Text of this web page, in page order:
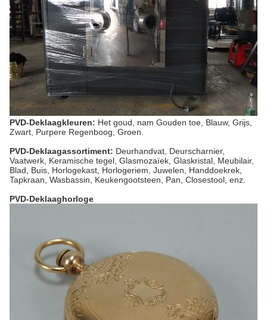
PVD-Deklaagkleuren: Het goud, nam Gouden toe, Blauw, Grijs,
Zwart, Purpere Regenboog, Groen.
PVD-Deklaagassortiment: Deurhandvat, Deurscharnier,
Vaatwerk, Keramische tegel, Glasmozaïek, Glaskristal, Meubilair,
Blad, Buis, Horlogekast, Horlogeriem, Juwelen, Handdoekrek,
Tapkraan, Wasbassin, Keukengootsteen, Pan, Closestool, enz.
PVD-Deklaaghorloge